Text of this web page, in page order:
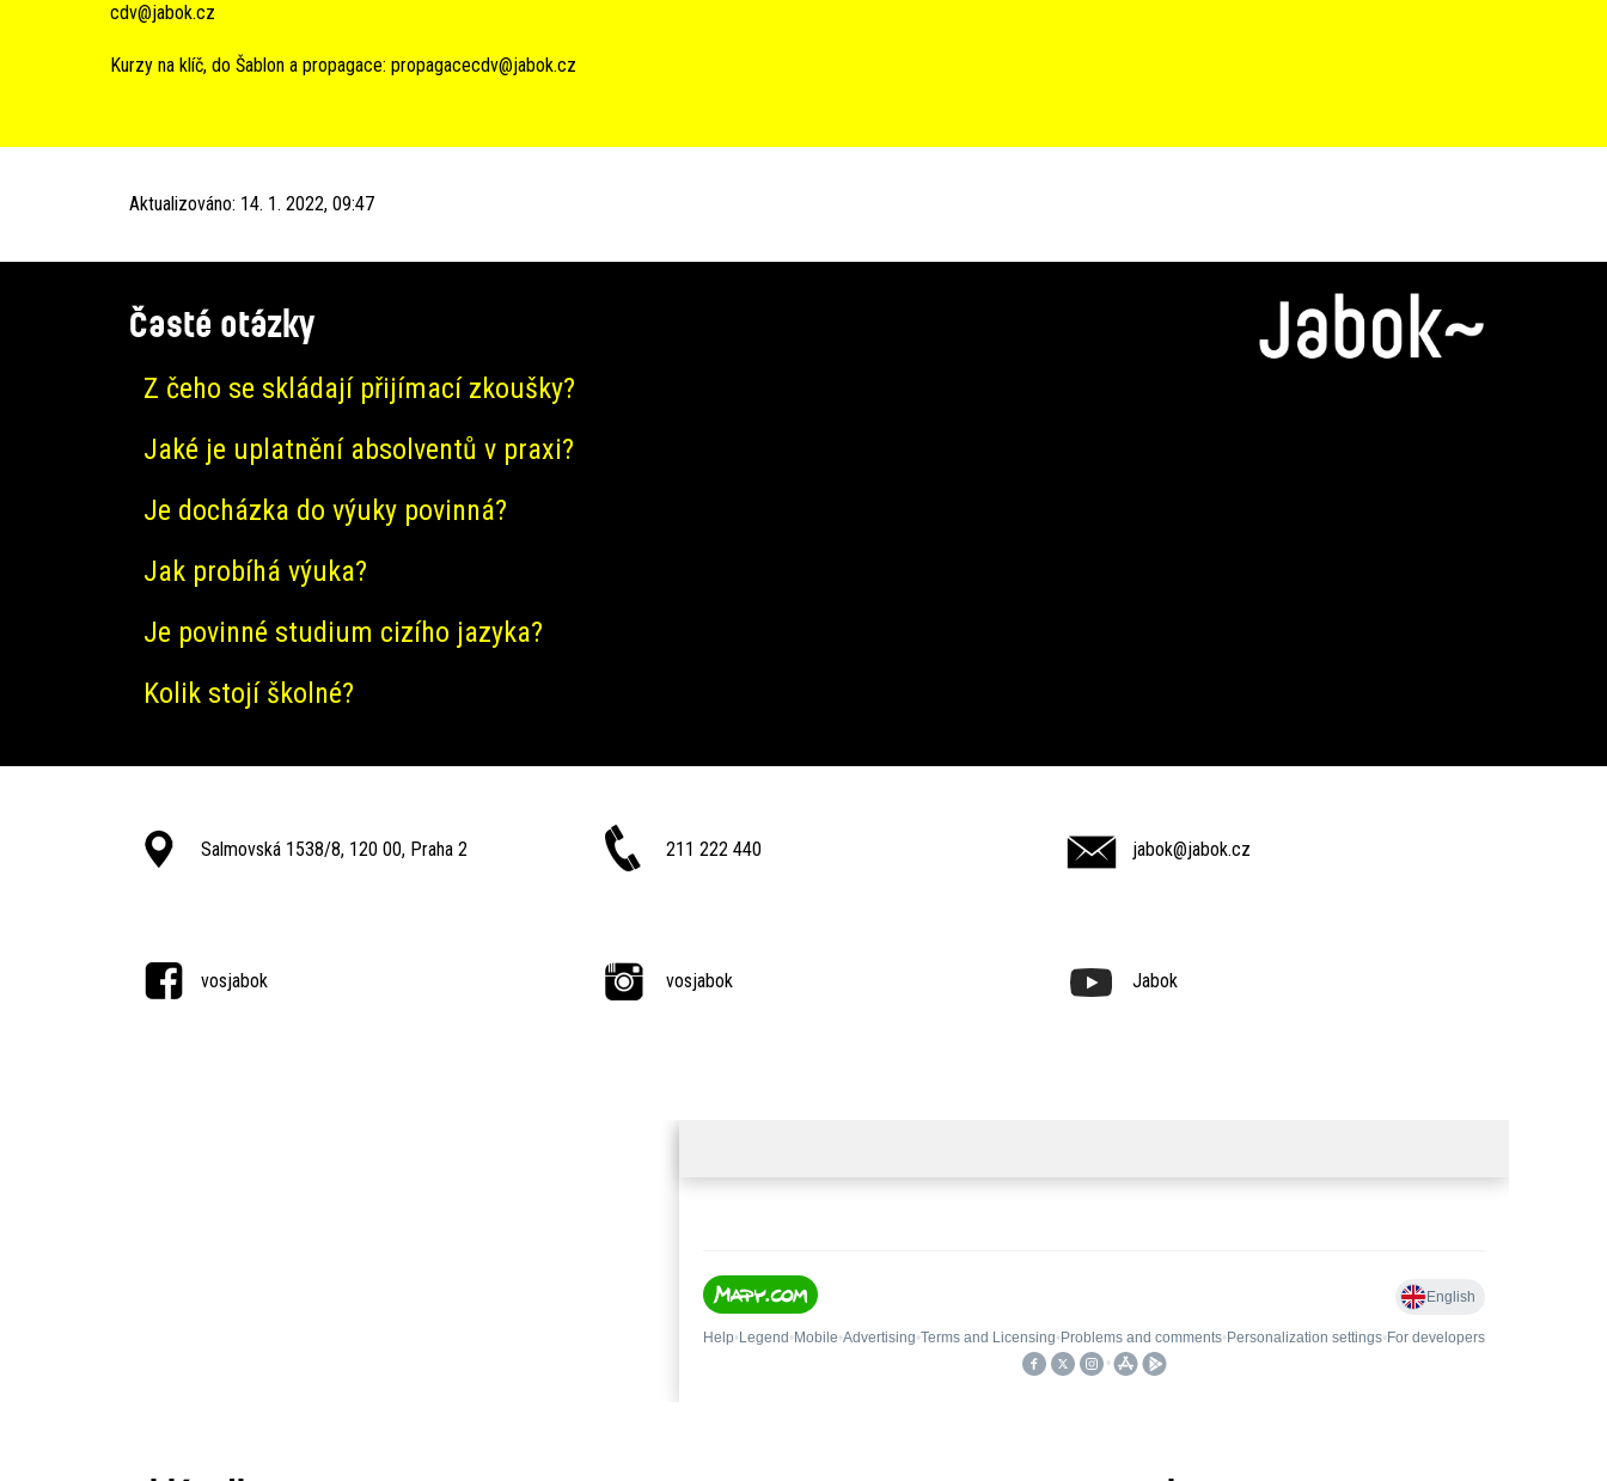
cdv@jabok.cz
Kurzy na klíč, do Šablon a propagace: propagacecdv@jabok.cz
Aktualizováno: 14. 1. 2022, 09:47
Časté otázky
Z čeho se skládají přijímací zkoušky?
Jaké je uplatnění absolventů v praxi?
Je docházka do výuky povinná?
Jak probíhá výuka?
Je povinné studium cizího jazyka?
Kolik stojí školné?
Salmovská 1538/8, 120 00, Praha 2 211 222 440 jabok@jabok.cz
vosjabok vosjabok Jabok